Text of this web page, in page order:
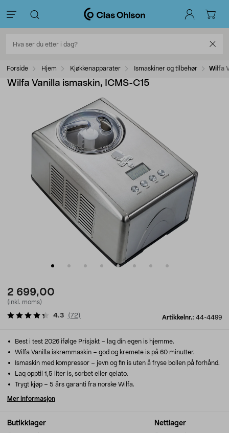
Forside Hjem Kjøkkenapparater Ismaskiner og tilbehør Wilfa
Wilfa Vanilla ismaskin, ICMS-C15
2 699,00
(inkl. moms)
Artikkelnr.: 44-4499
4.3 (72)
Butikklager Nettlager
Best i test 2026 ifølge Prisjakt – lag din egen is hjemme.
Wilfa Vanilla iskremmaskin – god og kremete is på 60 minutter.
Ismaskin med kompressor – jevn og fin is uten å fryse bollen på forhånd.
Lag opptil 1,5 liter is, sorbet eller gelato.
Trygt kjøp – 5 års garanti fra norske Wilfa.
Mer informasjon